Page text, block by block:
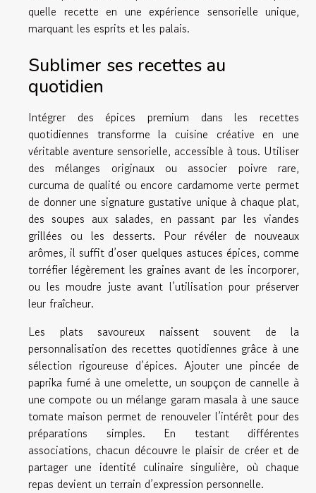
quelle recette en une expérience sensorielle unique,
marquant les esprits et les palais.
Sublimer ses recettes au
quotidien
Intégrer des épices premium dans les recettes
quotidiennes transforme la cuisine créative en une
véritable aventure sensorielle, accessible à tous. Utiliser
des mélanges originaux ou associer poivre rare,
curcuma de qualité ou encore cardamome verte permet
de donner une signature gustative unique à chaque plat,
des soupes aux salades, en passant par les viandes
grillées ou les desserts. Pour révéler de nouveaux
arômes, il suffit d’oser quelques astuces épices, comme
torréfier légèrement les graines avant de les incorporer,
ou les moudre juste avant l’utilisation pour préserver
leur fraîcheur.
Les plats savoureux naissent souvent de la
personnalisation des recettes quotidiennes grâce à une
sélection rigoureuse d’épices. Ajouter une pincée de
paprika fumé à une omelette, un soupçon de cannelle à
une compote ou un mélange garam masala à une sauce
tomate maison permet de renouveler l’intérêt pour des
préparations simples. En testant différentes
associations, chacun découvre le plaisir de créer et de
partager une identité culinaire singulière, où chaque
repas devient un terrain d’expression personnelle.